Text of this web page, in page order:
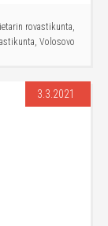
rovastikunta,
, Volosovo
3.3.2021